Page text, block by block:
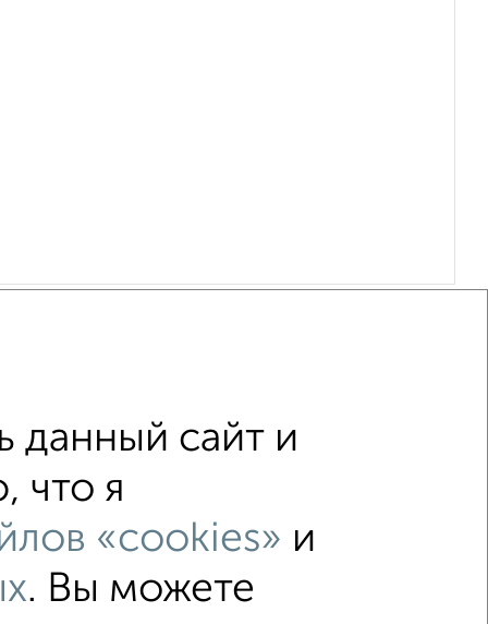
этаж не последний этаж
данный сайт и
что я
«cookies» и
. Вы можете